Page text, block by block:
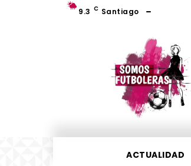
9.3 C Santiago
ACTUALIDAD